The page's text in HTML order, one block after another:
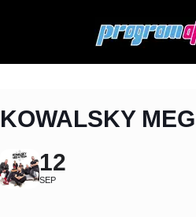
KOWALSKY
12
SEP